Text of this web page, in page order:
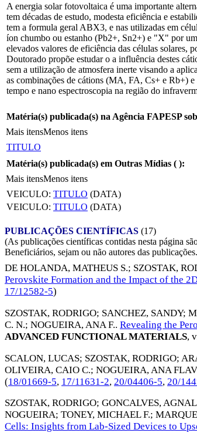
A energia solar fotovoltaica é uma importante
tem décadas de estudo, modesta eficiência e
tem a formula geral ABX3, e nas utilizadas em
íon chumbo ou estanho (Pb2+, Sn2+) e "X" por
elevados valores de eficiência das células solares,
Doutorado propõe estudar o a influência destes
sem a utilização de atmosfera inerte visando a
as combinações de cátions (MA, FA, Cs+ e Rb+)
tempo e nano espectroscopia na região do
Matéria(s) publicada(s) na Agência FAPESP
Mais itensMenos itens
TITULO
Matéria(s) publicada(s) em Outras Mídias ( ):
Mais itensMenos itens
VEICULO: TITULO (DATA)
VEICULO: TITULO (DATA)
PUBLICAÇÕES CIENTÍFICAS (17)
(As publicações científicas contidas nesta página
Beneficiários, sejam ou não autores das
DE HOLANDA, MATHEUS S.; SZOSTAK,
Perovskite Formation and the Impact of the
17/12582-5)
SZOSTAK, RODRIGO; SANCHEZ, SANDY;
C. N.; NOGUEIRA, ANA F.. Revealing the
ADVANCED FUNCTIONAL MATERIALS,
SCALON, LUCAS; SZOSTAK, RODRIGO;
OLIVEIRA, CAIO C.; NOGUEIRA, ANA
(18/01669-5, 17/11631-2, 20/04406-5, 20/
SZOSTAK, RODRIGO; GONCALVES,
NOGUEIRA; TONEY, MICHAEL F.;
Cells: Insights from Lab-Sized Devices to